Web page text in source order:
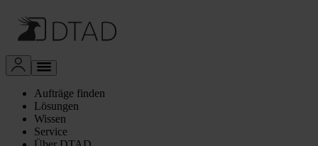
Aufträge finden
Lösungen
Wissen
Service